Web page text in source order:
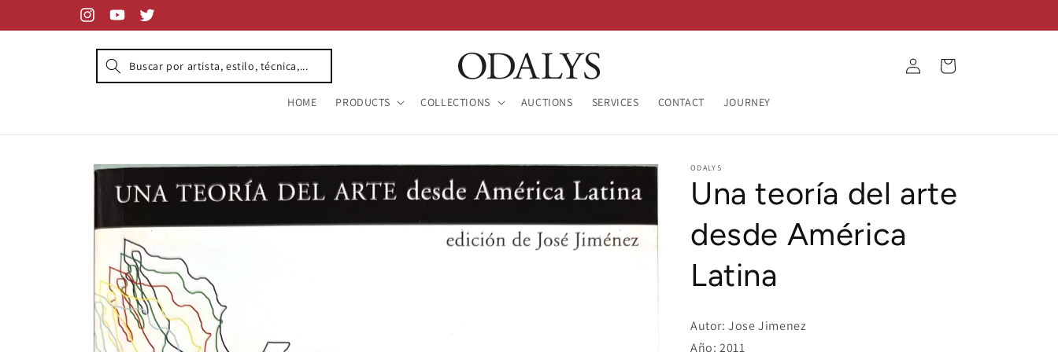
InstagramYouTubeTwitter
HOME PRODUCTS COLLECTIONS AUCTIONS SERVICES CONTACT JOURNEY
Log
in
Cart
Skip to
information
ODALYS
Una teoría del arte
desde América
Latina
Autor: Jose Jimenez
Año: 2011